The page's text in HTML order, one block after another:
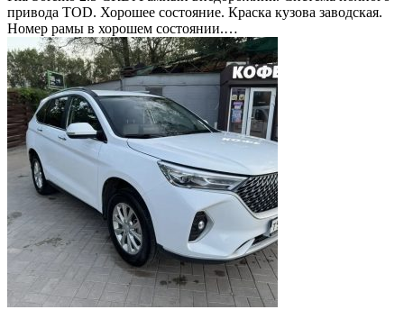
привода TOD. Хорошее состояние. Краска кузова заводская.
Номер рамы в хорошем состоянии.…